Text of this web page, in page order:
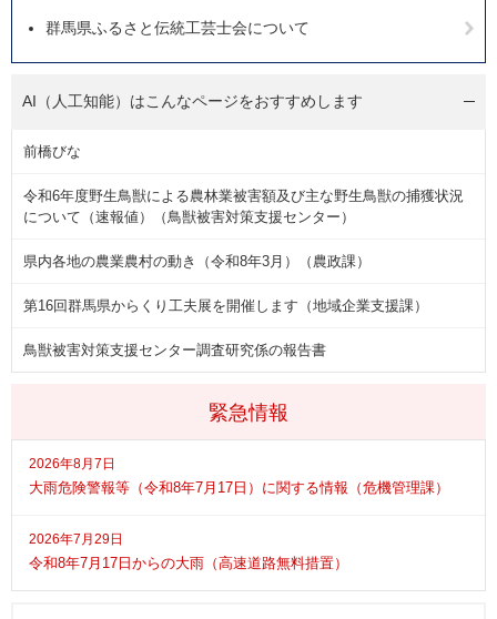
緊急情報
2026年8月7日
大雨危険警報等（令和8年7月17日）に関する情報（危機管理課）
2026年7月29日
令和8年7月17日からの大雨（高速道路無料措置）
群馬県ふるさと伝統工芸士会について
AI（人工知能）はこんなページをおすすめします
前橋びな
令和6年度野生鳥獣による農林業被害額及び主な野生鳥獣の捕獲状況
について（速報値）（鳥獣被害対策支援センター）
県内各地の農業農村の動き（令和8年3月）（農政課）
第16回群馬県からくり工夫展を開催します（地域企業支援課）
鳥獣被害対策支援センター調査研究係の報告書